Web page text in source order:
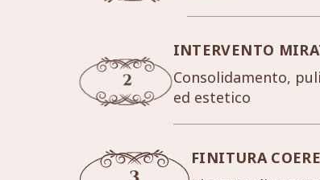
INTERVENTO
Consolidamento,
ed estetico
FINITURA